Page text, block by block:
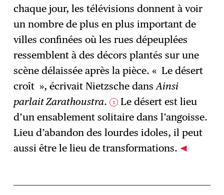
chaque jour, les télévisions donnent à voir
un nombre de plus en plus important de
villes confinées où les rues dépeuplées
ressemblent à des décors plantés sur une
scène délaissée après la pièce. « Le désert
croît », écrivait Nietzsche dansAinsi
parlait Zarathoustra. 2
Le désert est lieu
d’un ensablement solitaire dans l’angoisse.
Lieu d’abandon des lourdes idoles, il peut
aussi être le lieu de transformations.